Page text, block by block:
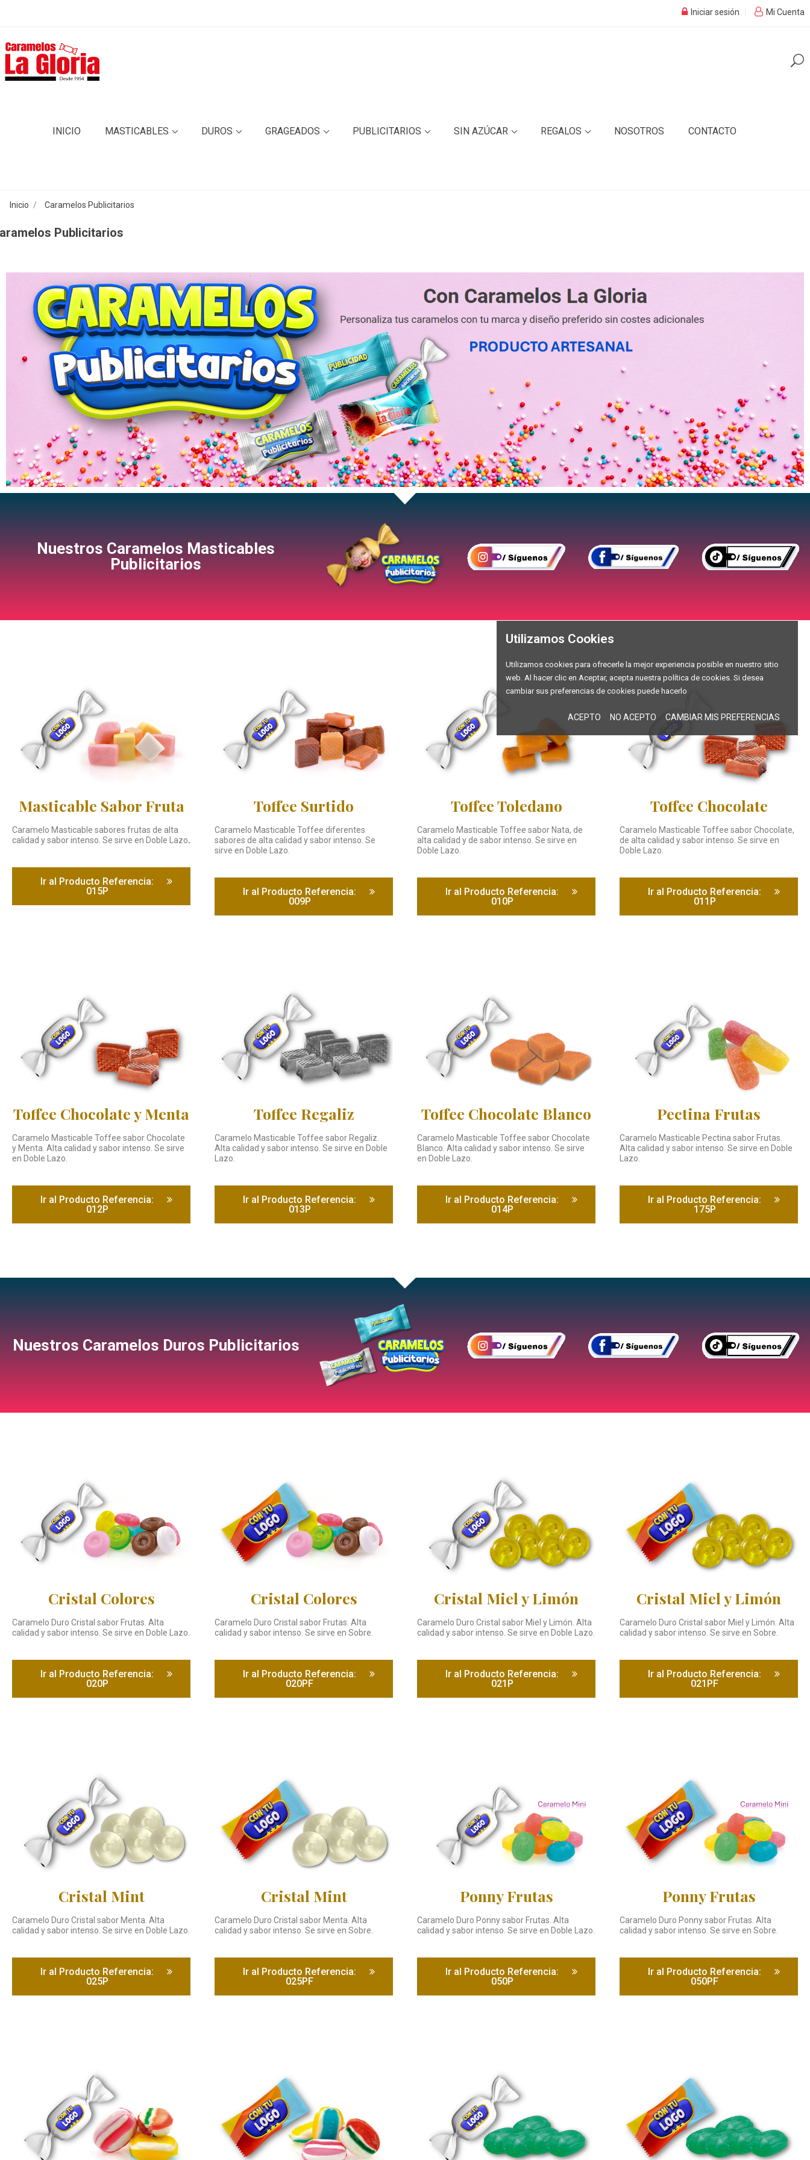
Utilizamos Cookies
Utilizamos cookies para ofrecerle la mejor experiencia posible en nuestro sitio
web. Al hacer clic en Aceptar, acepta nuestra política de cookies. Si desea
cambiar sus preferencias de cookies puede hacerlo
ACEPTO NO ACEPTO CAMBIAR MIS PREFERENCIAS
Mi Cuenta
Iniciar sesión
INICIO MASTICABLES DUROS GRAGEADOS PUBLICITARIOS SIN AZÚCAR REGALOS NOSOTROS CONTACTO
Inicio Caramelos Publicitarios
Publicitarios
Nuestros Caramelos Masticables
Publicitarios
Masticable Sabor Fruta
Caramelo Masticable sabores frutas de alta
calidad y sabor intenso. Se sirve en Doble Lazo.
Ir al Producto Referencia:
015P
Toffee Surtido
Caramelo Masticable Toffee diferentes
sabores de alta calidad y sabor intenso. Se
sirve en Doble Lazo.
Ir al Producto Referencia:
009P
Toffee Toledano
Caramelo Masticable Toffee sabor Nata, de
alta calidad y de sabor intenso. Se sirve en
Doble Lazo.
Ir al Producto Referencia:
010P
Toffee Chocolate
Caramelo Masticable Toffee sabor Chocolate,
de alta calidad y sabor intenso. Se sirve en
Doble Lazo.
Ir al Producto Referencia:
011P
Toffee Chocolate y Menta
Caramelo Masticable Toffee sabor Chocolate
y Menta. Alta calidad y sabor intenso. Se sirve
en Doble Lazo.
Ir al Producto Referencia:
012P
Toffee Regaliz
Caramelo Masticable Toffee sabor Regaliz.
Alta calidad y sabor intenso. Se sirve en Doble
Lazo.
Ir al Producto Referencia:
013P
Toffee Chocolate Blanco
Caramelo Masticable Toffee sabor Chocolate
Blanco. Alta calidad y sabor intenso. Se sirve
en Doble Lazo.
Ir al Producto Referencia:
014P
Pectina Frutas
Caramelo Masticable Pectina sabor Frutas.
Alta calidad y sabor intenso. Se sirve en Doble
Lazo.
Ir al Producto Referencia:
175P
Nuestros Caramelos Duros Publicitarios
Cristal Colores
Caramelo Duro Cristal sabor Frutas. Alta
calidad y sabor intenso. Se sirve en Doble Lazo.
Ir al Producto Referencia:
020P
Cristal Colores
Caramelo Duro Cristal sabor Frutas. Alta
calidad y sabor intenso. Se sirve en Sobre.
Ir al Producto Referencia:
020PF
Cristal Miel y Limón
Caramelo Duro Cristal sabor Miel y Limón. Alta
calidad y sabor intenso. Se sirve en Doble Lazo.
Ir al Producto Referencia:
021P
Cristal Miel y Limón
Caramelo Duro Cristal sabor Miel y Limón. Alta
calidad y sabor intenso. Se sirve en Sobre.
Ir al Producto Referencia:
021PF
Cristal Mint
Caramelo Duro Cristal sabor Menta. Alta
calidad y sabor intenso. Se sirve en Doble Lazo.
Ir al Producto Referencia:
025P
Cristal Mint
Caramelo Duro Cristal sabor Menta. Alta
calidad y sabor intenso. Se sirve en Sobre.
Ir al Producto Referencia:
025PF
Ponny Frutas
Caramelo Duro Ponny sabor Frutas. Alta
calidad y sabor intenso. Se sirve en Doble Lazo.
Ir al Producto Referencia:
050P
Ponny Frutas
Caramelo Duro Ponny sabor Frutas. Alta
calidad y sabor intenso. Se sirve en Sobre.
Ir al Producto Referencia:
050PF